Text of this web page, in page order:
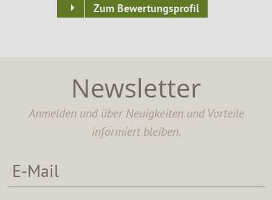
Zum Bewertungsprofil
Newsletter
Anmelden und über Neuigkeiten und Vorteile
informiert bleiben.